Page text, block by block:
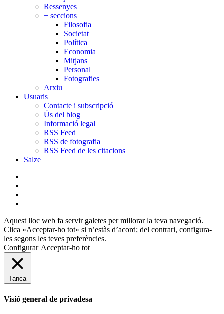
Ressenyes
+ seccions
Filosofia
Societat
Política
Economia
Mitjans
Personal
Fotografies
Arxiu
Usuaris
Contacte i subscripció
Ús del blog
Informació legal
RSS Feed
RSS de fotografia
RSS Feed de les citacions
Salze
Aquest lloc web fa servir galetes per millorar la teva navegació.
Clica «Acceptar-ho tot» si n’estàs d’acord; del contrari, configura-
les segons les teves preferències.
Configurar Acceptar-ho tot
Tanca
Visió general de privadesa